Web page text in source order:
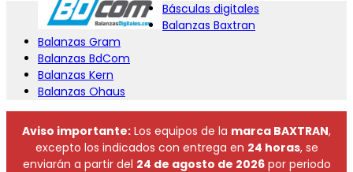
Básculas digitales
Balanzas Baxtran
Balanzas Gram
Balanzas BdCom
Balanzas Kern
Balanzas Ohaus
Aviso importante: Los equipos de la marca BAXTRAN,
excepto los indicados con entrega en 24 horas, se
enviarán a partir del 24 de agosto de 2026por periodo